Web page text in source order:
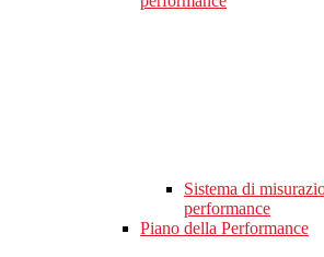
Sistema di
performance
Piano della Performance